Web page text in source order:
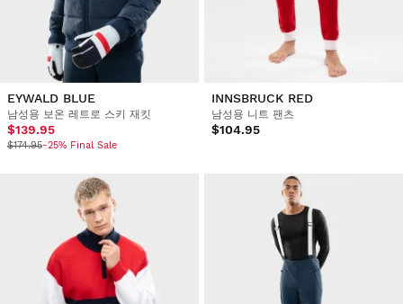
EYWALD BLUE
남성용 보온 레트로 스키 재킷
$139.95
$174.95-25% Final Sale
INNSBRUCK RED
남성용 니트 팬츠
$104.95